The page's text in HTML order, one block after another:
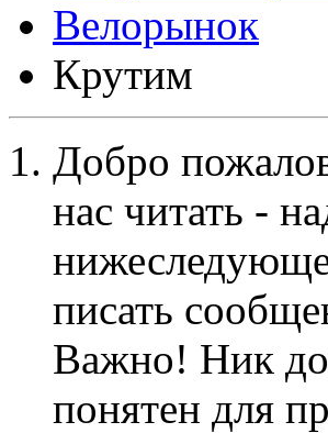
Велорынок
Крутим
Добро
нас читать -
писать
Важно! Ник
понятен для